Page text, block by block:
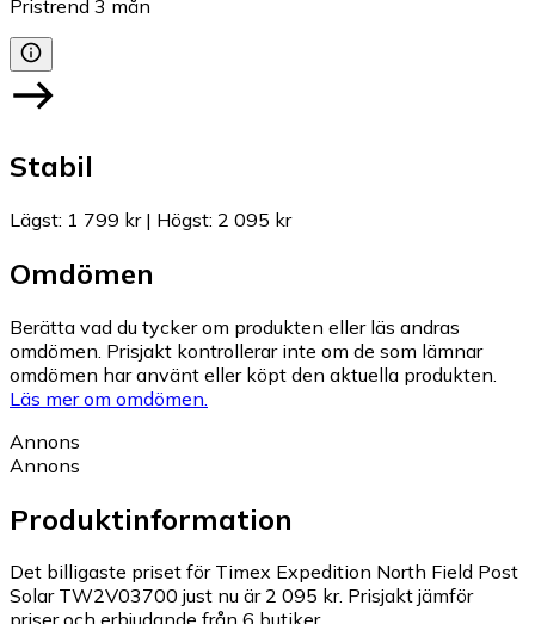
Pristrend 3 mån
Stabil
Lägst: 1 799 kr| Högst: 2 095 kr
Omdömen
Berätta vad du tycker om produkten eller läs andras
omdömen. Prisjakt kontrollerar inte om de som lämnar
omdömen har använt eller köpt den aktuella produkten.
Läs mer om omdömen.
Annons
Annons
Produktinformation
Det billigaste priset för Timex Expedition North Field Post
Solar TW2V03700 just nu är 2 095 kr. Prisjakt jämför